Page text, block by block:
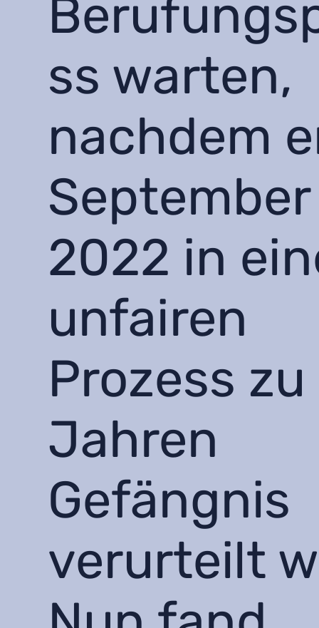
ss warten,
nachdem
September
2022 in
unfairen
Prozess zu
Jahren
Gefängnis
verurteilt